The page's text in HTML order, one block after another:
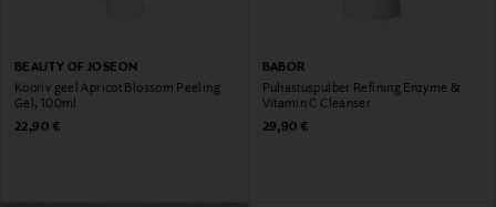
BEAUTY OF JOSEON
Kooriv geel Apricot Blossom Peeling
Gel, 100ml
Original Price
22,90 €
BABOR
Puhastuspulber Refining Enzyme &
Vitamin C Cleanser
Original Price
29,90 €